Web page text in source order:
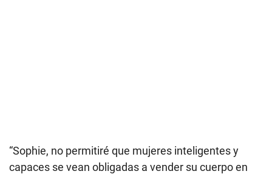
“Sophie, no permitiré que mujeres inteligentes y
capaces se vean obligadas a vender su cuerpo en